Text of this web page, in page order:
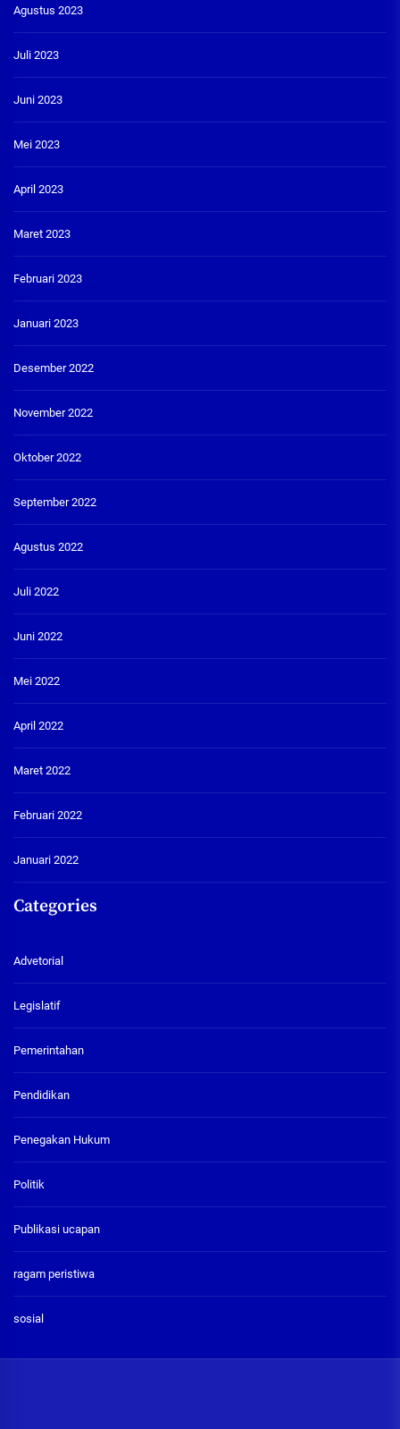
Agustus 2023
Juli 2023
Juni 2023
Mei 2023
April 2023
Maret 2023
Februari 2023
Januari 2023
Desember 2022
November 2022
Oktober 2022
September 2022
Agustus 2022
Juli 2022
Juni 2022
Mei 2022
April 2022
Maret 2022
Februari 2022
Januari 2022
Categories
Advetorial
Legislatif
Pemerintahan
Pendidikan
Penegakan Hukum
Politik
Publikasi ucapan
ragam peristiwa
sosial